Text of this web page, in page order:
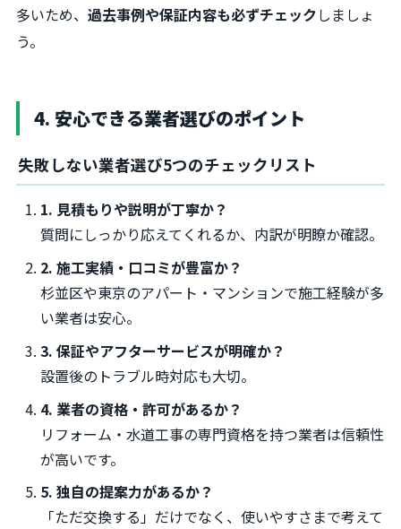
多いため、 過去事例や保証内容も必ずチェックしましょ
う。
4. 安心できる業者選びのポイント
失敗しない業者選び5つのチェックリスト
1. 見積もりや説明が丁寧か？
質問にしっかり応えてくれるか、内訳が明瞭か確認。
2. 施工実績・口コミが豊富か？
杉並区や東京のアパート・マンションで施工経験が多
い業者は安心。
3. 保証やアフターサービスが明確か？
設置後のトラブル時対応も大切。
4. 業者の資格・許可があるか？
リフォーム・水道工事の専門資格を持つ業者は信頼性
が高いです。
5. 独自の提案力があるか？
「ただ交換する」だけでなく、使いやすさまで考えて